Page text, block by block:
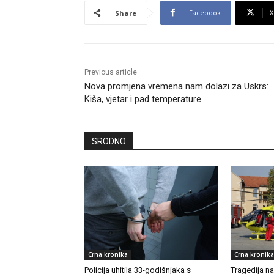
Share Facebook X
Previous article
Nova promjena vremena nam dolazi za Uskrs:
Kiša, vjetar i pad temperature
SRODNO
Crna kronika
Policija uhitila 33-godišnjaka s
Crna kronika
Tragedija